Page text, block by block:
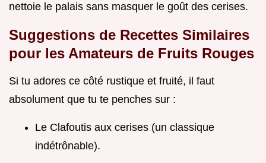
nettoie le palais sans masquer le goût des cerises.
Suggestions de Recettes Similaires
pour les Amateurs de Fruits Rouges
Si tu adores ce côté rustique et fruité, il faut
absolument que tu te penches sur :
Le Clafoutis aux cerises (un classique
indétrônable).